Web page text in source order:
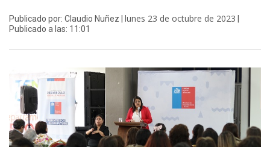
Publicado por: Claudio Nuñez | lunes 23 de octubre de 2023
Publicado a las: 11:01